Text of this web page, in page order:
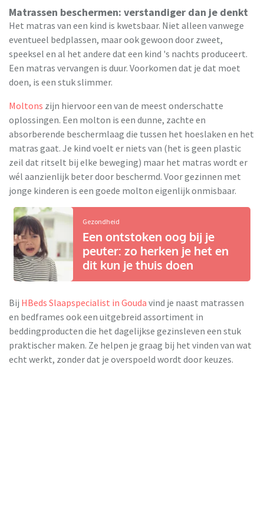
Matrassen beschermen: verstandiger dan je denkt
Het matras van een kind is kwetsbaar. Niet alleen vanwege
eventueel bedplassen, maar ook gewoon door zweet,
speeksel en al het andere dat een kind 's nachts produceert.
Een matras vervangen is duur. Voorkomen dat je dat moet
doen, is een stuk slimmer.
Moltons zijn hiervoor een van de meest onderschatte
oplossingen. Een molton is een dunne, zachte en
absorberende beschermlaag die tussen het hoeslaken en het
matras gaat. Je kind voelt er niets van (het is geen plastic
zeil dat ritselt bij elke beweging) maar het matras wordt er
wél aanzienlijk beter door beschermd. Voor gezinnen met
jonge kinderen is een goede molton eigenlijk onmisbaar.
Gezondheid
Een ontstoken oog bij je
peuter: zo herken je het en
dit kun je thuis doen
Bij HBeds Slaapspecialist in Gouda vind je naast matrassen
en bedframes ook een uitgebreid assortiment in
beddingproducten die het dagelijkse gezinsleven een stuk
praktischer maken. Ze helpen je graag bij het vinden van wat
echt werkt, zonder dat je overspoeld wordt door keuzes.